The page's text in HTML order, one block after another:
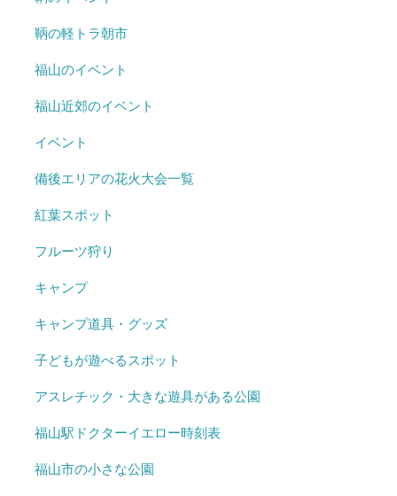
鞆の軽トラ朝市
福山のイベント
福山近郊のイベント
イベント
備後エリアの花火大会一覧
紅葉スポット
フルーツ狩り
キャンプ
キャンプ道具・グッズ
子どもが遊べるスポット
アスレチック・大きな遊具がある公園
福山駅ドクターイエロー時刻表
福山市の小さな公園